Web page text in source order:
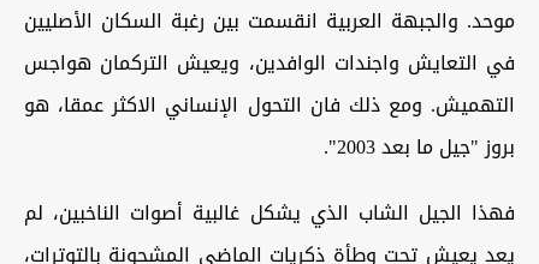
موحد. والجبهة العربية انقسمت بين رغبة السكان الأصليين
في التعايش واجندات الوافدين، ويعيش التركمان هواجس
التهميش. ومع ذلك فان التحول الإنساني الاكثر عمقا، هو
بروز "جيل ما بعد 2003".
فهذا الجيل الشاب الذي يشكل غالبية أصوات الناخبين، لم
يعد يعيش تحت وطأة ذكريات الماضي المشحونة بالتوترات،